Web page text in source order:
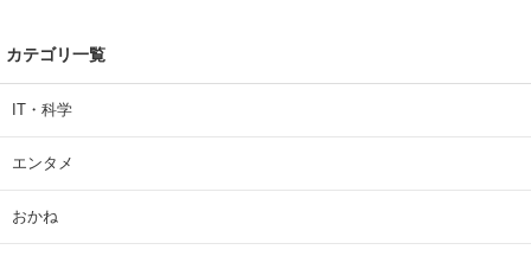
カテゴリ一覧
IT・科学
エンタメ
おかね